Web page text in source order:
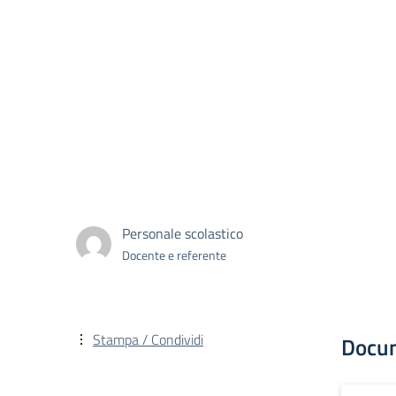
Personale scolastico
Docente e referente
Stampa / Condividi